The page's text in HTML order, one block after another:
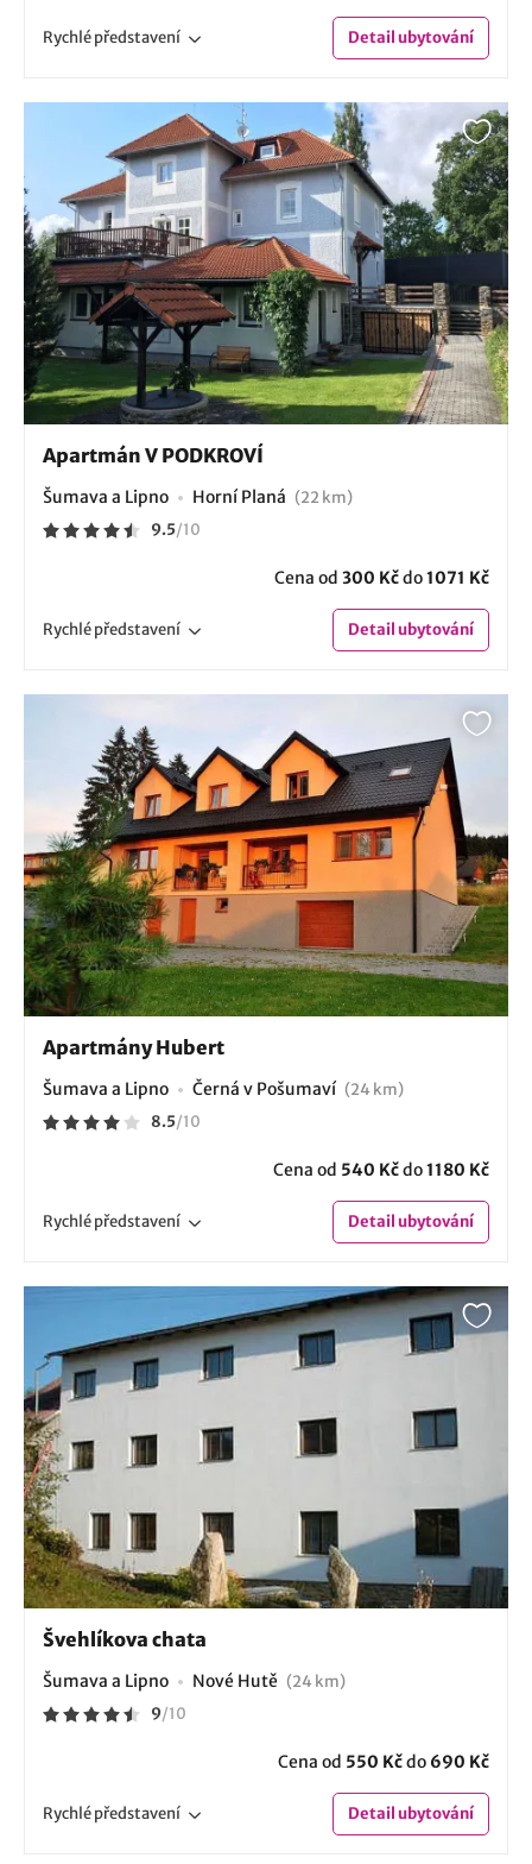
Rychlépředstavení Detailubytování
Apartmán V PODKROVÍ
Šumava a Lipno Horní Planá (22 km)
9.5/10
Cena od 300 Kčdo1071 Kč
Rychlépředstavení Detailubytování
Apartmány Hubert
Šumava a Lipno Černá v Pošumaví (24 km)
8.5/10
Cena od 540 Kčdo1180 Kč
Rychlépředstavení Detailubytování
Švehlíkova chata
Šumava a Lipno Nové Hutě (24 km)
9/10
Cena od 550 Kčdo 690 Kč
Rychlépředstavení Detailubytování